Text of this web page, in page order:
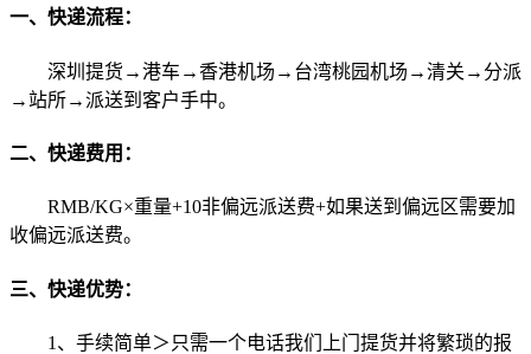
一、快递流程：
深圳提货→港车→香港机场→台湾桃园机场→清关→分派
→站所→派送到客户手中。
二、快递费用：
RMB/KG×重量+10非偏远派送费+如果送到偏远区需要加
收偏远派送费。
三、快递优势：
1、手续简单＞只需一个电话我们上门提货并将繁琐的报